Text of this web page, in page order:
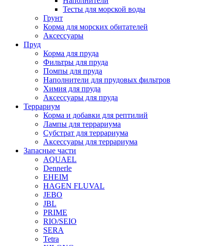
Тесты для морской воды
Грунт
Корма для морских обитателей
Аксессуары
Пруд
Корма для пруда
Фильтры для пруда
Помпы для пруда
Наполнители для прудовых фильтров
Химия для пруда
Аксессуары для пруда
Террариум
Корма и добавки для рептилий
Лампы для террариума
Субстрат для террариума
Аксессуары для террариума
Запасные части
AQUAEL
Dennerle
EHEIM
HAGEN FLUVAL
JEBO
JBL
PRIME
RIO/SEIO
SERA
Tetra